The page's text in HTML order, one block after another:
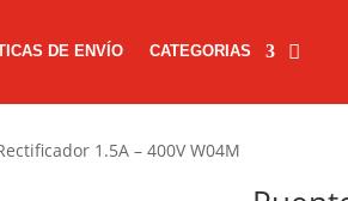
DE ENVÍO CATEGORIAS
1.5A – 400V W04M